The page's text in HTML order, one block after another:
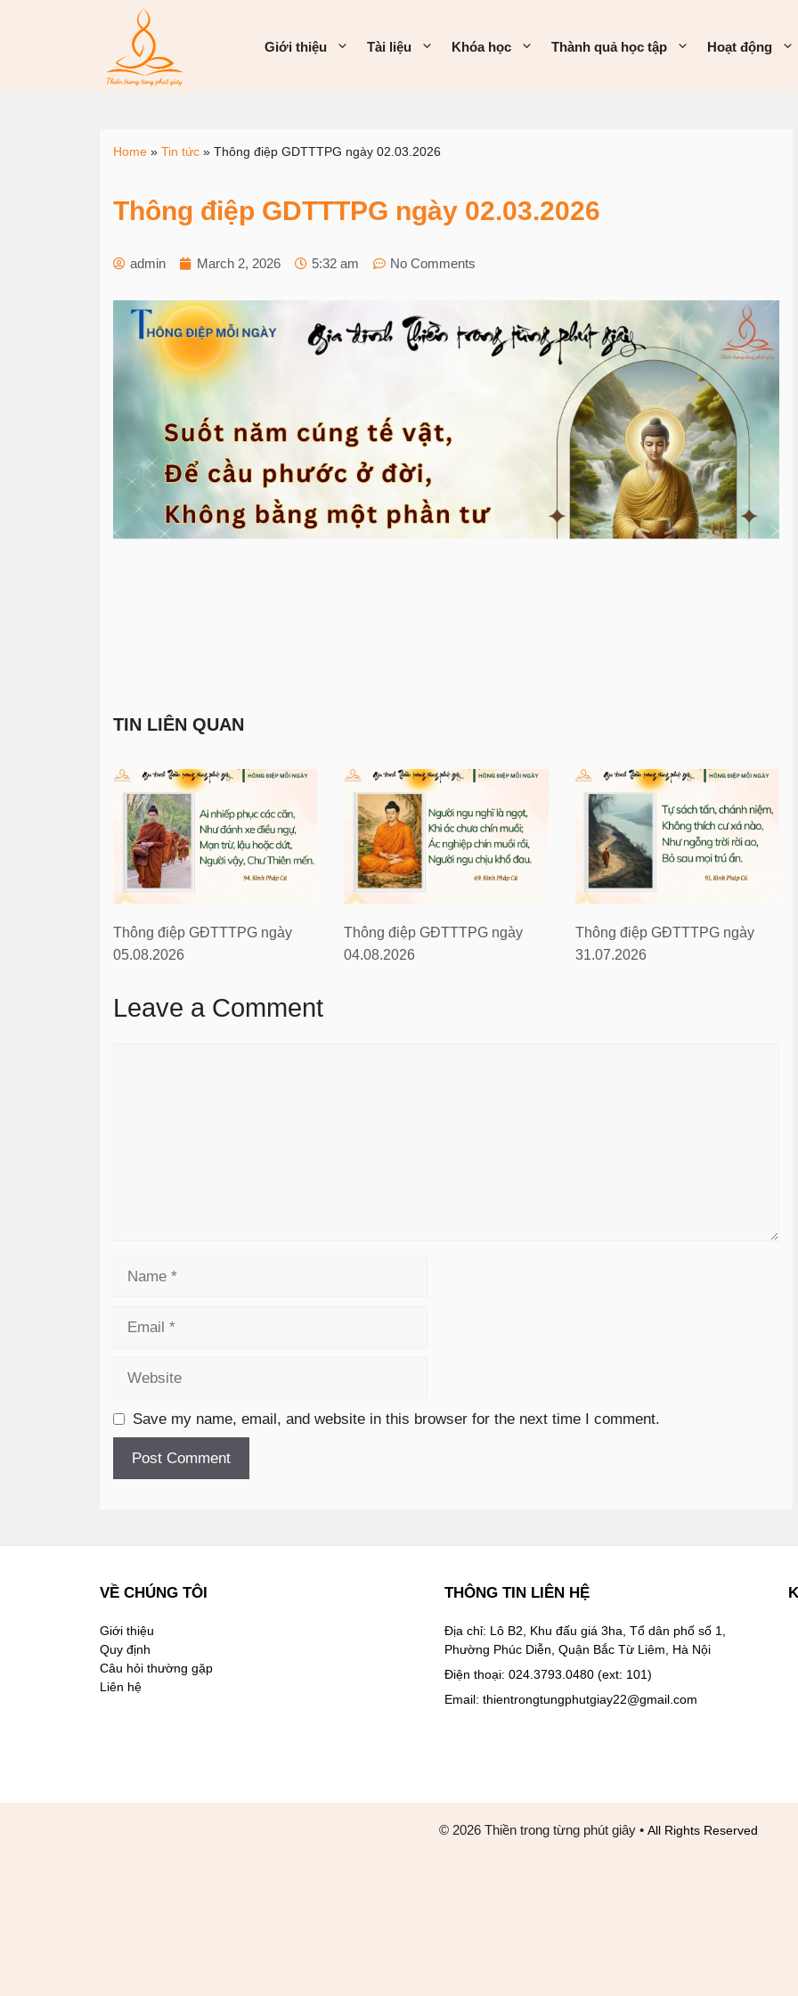
Giới thiệu Tài liệu Khóa học Thành quả học tập Hoạt động
Home » Tin tức » Thông điệp GDTTTPG ngày 02.03.2026
Thông điệp GDTTTPG ngày 02.03.2026
admin March 2, 2026 5:32 am No Comments
TIN LIÊN QUAN
Thông điệp GĐTTTPG ngày
05.08.2026
Thông điệp GĐTTTPG ngày
04.08.2026
Thông điệp GĐTTTPG ngày
31.07.2026
Leave a Comment
Save my name, email, and website in this browser for the next time I comment.
VỀ CHÚNG TÔI
Giới thiệu
Quy định
Câu hỏi thường gặp
Liên hệ
THÔNG TIN LIÊN HỆ
Địa chỉ: Lô B2, Khu đấu giá 3ha, Tổ dân phố số 1,
Phường Phúc Diễn, Quận Bắc Từ Liêm, Hà Nội
Điện thoại: 024.3793.0480 (ext: 101)
Email: thientrongtungphutgiay22@gmail.com
© 2026 Thiền trong từng phút giây • All Rights Reserved